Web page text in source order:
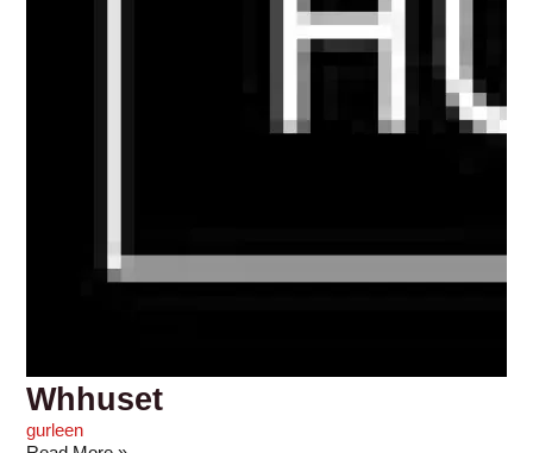
Whhuset
gurleen